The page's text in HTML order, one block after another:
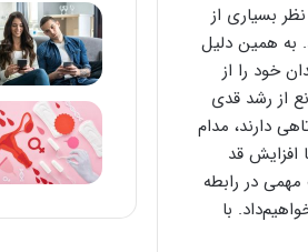
بسیاری از
به همین دلیل
خود را از
از رشد قدی
دارند، مدام
افزایش قد
در رابطه
با